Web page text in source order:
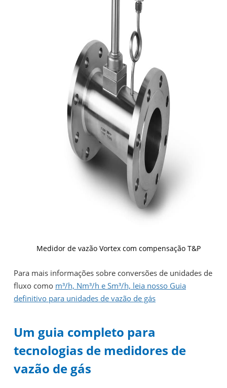
Medidor de vazão Vortex com compensação T&P
Para mais informações sobre conversões de unidades de
fluxo como m³/h, Nm³/h e Sm³/h, leia nosso Guia
definitivo para unidades de vazão de gás
Um guia completo para
tecnologias de medidores de
vazão de gás